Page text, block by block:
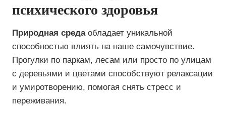
психического здоровья
Природная средаобладает уникальной
способностью влиять на наше самочувствие.
Прогулки по паркам, лесам или просто по улицам
с деревьями и цветами способствуют релаксации
и умиротворению, помогая снять стресс и
переживания.